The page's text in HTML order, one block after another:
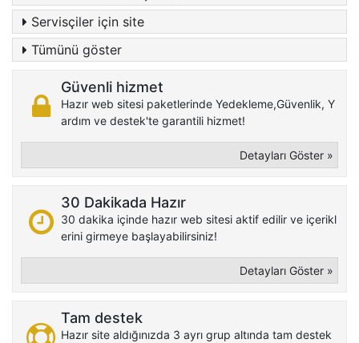
Servisçiler için site
Tümünü göster
Güvenli hizmet
Hazır web sitesi paketlerinde Yedekleme,Güvenlik, Y
ardım ve destek'te garantili hizmet!
Detayları Göster »
30 Dakikada Hazır
30 dakika içinde hazır web sitesi aktif edilir ve içerikl
erini girmeye başlayabilirsiniz!
Detayları Göster »
Tam destek
Hazır site aldığınızda 3 ayrı grup altında tam destek